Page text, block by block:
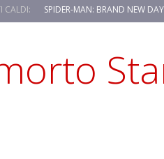
CALDI: SPIDER-MAN: BRAND NEW DAY
STRANGE NEW WORLDS